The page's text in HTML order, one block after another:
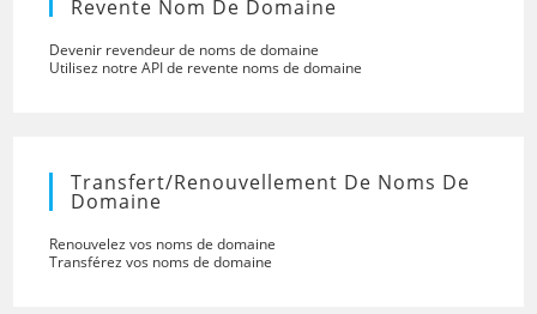
Revente Nom De Domaine
Devenir revendeur de noms de domaine
Utilisez notre API de revente noms de domaine
Transfert/renouvellement De Noms De
Domaine
Renouvelez vos noms de domaine
Transférez vos noms de domaine